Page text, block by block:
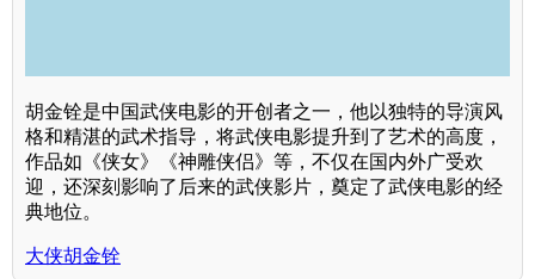
胡金铨是中国武侠电影的开创者之一，他以独特的导演风
格和精湛的武术指导，将武侠电影提升到了艺术的高度，
作品如《侠女》《神雕侠侣》等，不仅在国内外广受欢
迎，还深刻影响了后来的武侠影片，奠定了武侠电影的经
典地位。
大侠胡金铨